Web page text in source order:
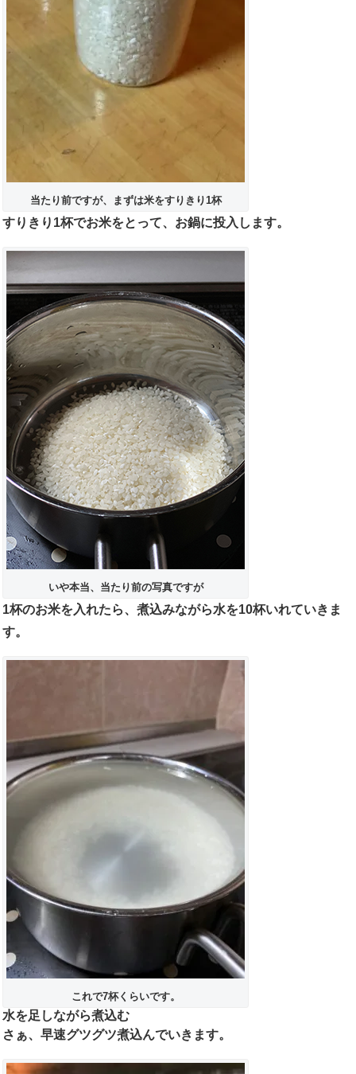
当たり前ですが、まずは米をすりきり1杯
すりきり1杯でお米をとって、お鍋に投入します。
いや本当、当たり前の写真ですが
1杯のお米を入れたら、煮込みながら水を10杯いれていきま
す。
これで7杯くらいです。
水を足しながら煮込む
さぁ、早速グツグツ煮込んでいきます。